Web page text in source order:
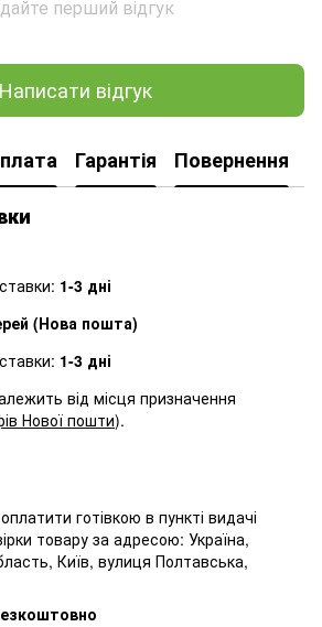
перший відгук
Написати відгук
Гарантія
Повернення
1-3 дні
(Нова пошта)
1-3 дні
від місця призначення
Нової пошти).
готівкою в пункті видачі
товару за адресою: Україна,
Київ, вулиця Полтавська,